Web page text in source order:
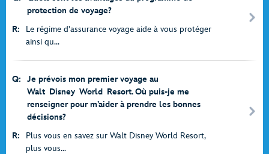
protection de voyage?
R:
Le régime d'assurance voyage aide à vous protéger
ainsi qu...
Q:
Je prévois mon premier voyage au
Walt Disney World Resort. Où puis-je me
renseigner pour m’aider à prendre les bonnes
décisions?
R:
Plus vous en savez sur Walt Disney World Resort,
plus vous...